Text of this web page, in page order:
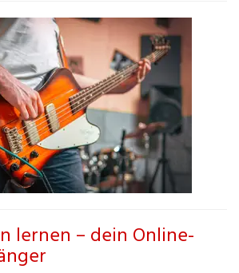
lernen – dein Online-